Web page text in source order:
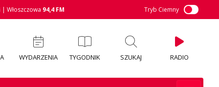
| Włoszczowa 94,4 FM Tryb Ciemny
WYDARZENIA TYGODNIK SZUKAJ RADIO